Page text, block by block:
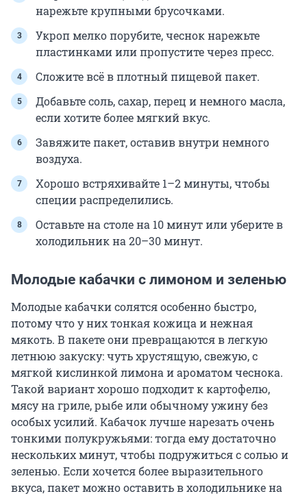
нарежьте крупными брусочками.
Укроп мелко порубите, чеснок нарежьте
пластинками или пропустите через пресс.
Сложите всё в плотный пищевой пакет.
Добавьте соль, сахар, перец и немного масла,
если хотите более мягкий вкус.
Завяжите пакет, оставив внутри немного
воздуха.
Хорошо встряхивайте 1–2 минуты, чтобы
специи распределились.
Оставьте на столе на 10 минут или уберите в
холодильник на 20–30 минут.
Молодые кабачки с лимоном и зеленью
Молодые кабачки солятся особенно быстро,
потому что у них тонкая кожица и нежная
мякоть. В пакете они превращаются в легкую
летнюю закуску: чуть хрустящую, свежую, с
мягкой кислинкой лимона и ароматом чеснока.
Такой вариант хорошо подходит к картофелю,
мясу на гриле, рыбе или обычному ужину без
особых усилий. Кабачок лучше нарезать очень
тонкими полукружьями: тогда ему достаточно
нескольких минут, чтобы подружиться с солью и
зеленью. Если хочется более выразительного
вкуса, пакет можно оставить в холодильнике на